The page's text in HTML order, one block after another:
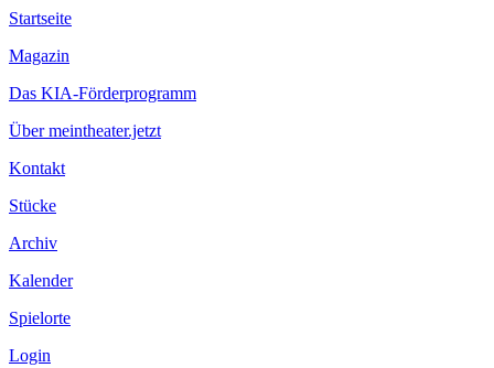
Startseite
Magazin
Das KIA-Förderprogramm
Über meintheater.jetzt
Kontakt
Stücke
Archiv
Kalender
Spielorte
Login